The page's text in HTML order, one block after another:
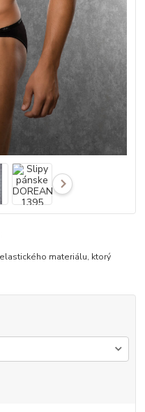
materiálu, ktorý